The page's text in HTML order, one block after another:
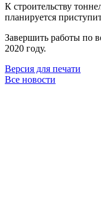
К строительству
планируется
Завершить работы по
2020 году.
Версия для печати
Все новости